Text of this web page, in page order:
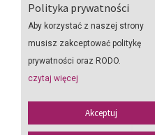
Polityka prywatności
Aby korzystać z naszej strony
musisz zakceptować politykę
prywatności oraz RODO.
czytaj więcej
Akceptuj